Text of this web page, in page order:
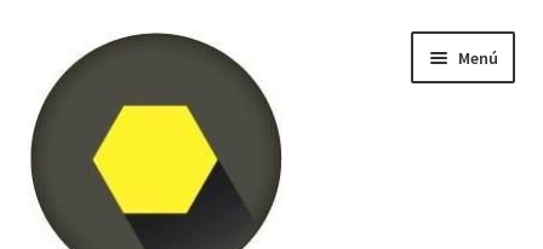
la
navegación
contenido
Menú